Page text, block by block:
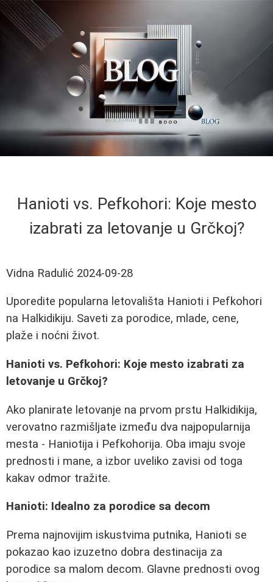
Hanioti vs. Pefkohori: Koje mesto
izabrati za letovanje u Grčkoj?
Vidna Radulić 2024-09-28
Uporedite popularna letovališta Hanioti i Pefkohori
na Halkidikiju. Saveti za porodice, mlade, cene,
plaže i noćni život.
Hanioti vs. Pefkohori: Koje mesto izabrati za
letovanje u Grčkoj?
Ako planirate letovanje na prvom prstu Halkidikija,
verovatno razmišljate između dva najpopularnija
mesta - Haniotija i Pefkohorija. Oba imaju svoje
prednosti i mane, a izbor uveliko zavisi od toga
kakav odmor tražite.
Hanioti: Idealno za porodice sa decom
Prema najnovijim iskustvima putnika, Hanioti se
pokazao kao izuzetno dobra destinacija za
porodice sa malom decom. Glavne prednosti ovog